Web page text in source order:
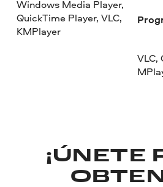
Windows Media Player,
QuickTime Player, VLC,
KMPlayer
VLC,
¡ÚNETE